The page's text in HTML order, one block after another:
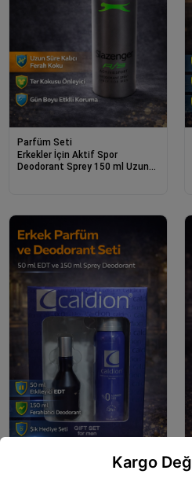
Parfüm Seti
Erkekler İçin Aktif Spor
Deodorant Sprey 150 ml Uzun